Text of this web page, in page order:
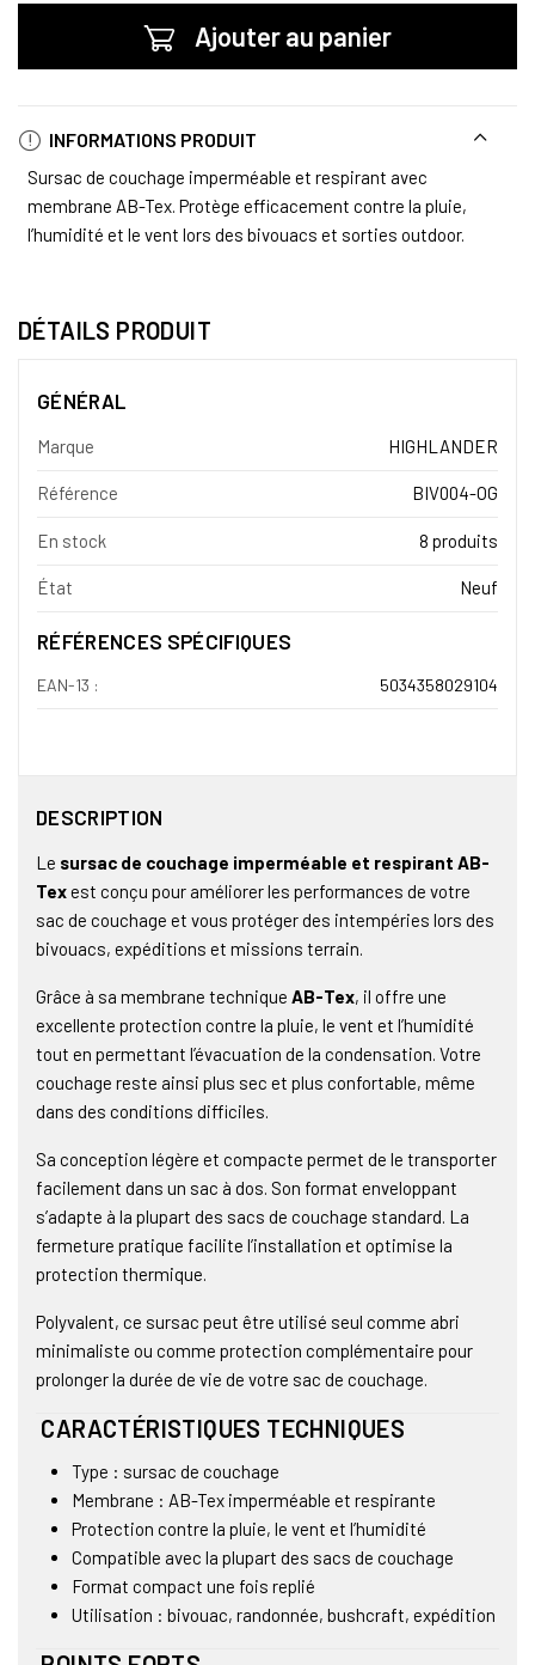
Ajouter au panier
INFORMATIONS PRODUIT
Sursac de couchage imperméable et respirant avec
membrane AB-Tex. Protège efficacement contre la pluie,
l’humidité et le vent lors des bivouacs et sorties outdoor.
DÉTAILS PRODUIT
GÉNÉRAL
Marque HIGHLANDER
Référence BIV004-OG
En stock 8 produits
État Neuf
RÉFÉRENCES SPÉCIFIQUES
EAN-13 : 5034358029104
DESCRIPTION
Le sursac de couchage imperméable et respirant AB-
Texest conçu pour améliorer les performances de votre
sac de couchage et vous protéger des intempéries lors des
bivouacs, expéditions et missions terrain.
Grâce à sa membrane technique AB-Tex, il offre une
excellente protection contre la pluie, le vent et l’humidité
tout en permettant l’évacuation de la condensation. Votre
couchage reste ainsi plus sec et plus confortable, même
dans des conditions difficiles.
Sa conception légère et compacte permet de le transporter
facilement dans un sac à dos. Son format enveloppant
s’adapte à la plupart des sacs de couchage standard. La
fermeture pratique facilite l’installation et optimise la
protection thermique.
Polyvalent, ce sursac peut être utilisé seul comme abri
minimaliste ou comme protection complémentaire pour
prolonger la durée de vie de votre sac de couchage.
CARACTÉRISTIQUES TECHNIQUES
Type : sursac de couchage
Membrane : AB-Tex imperméable et respirante
Protection contre la pluie, le vent et l’humidité
Compatible avec la plupart des sacs de couchage
Format compact une fois replié
Utilisation : bivouac, randonnée, bushcraft, expédition